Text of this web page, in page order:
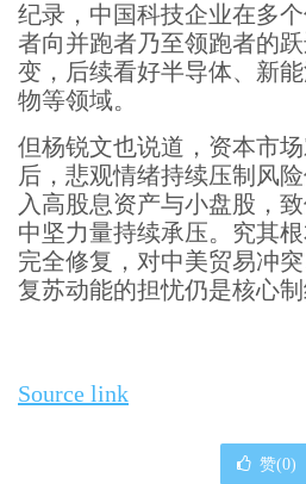
纪录，中国科技企业在多
者向并跑者乃至领跑者的
变，后续看好半导体、新
物等领域。
但杨锐文也说道，资本市
后，悲观情绪持续压制风
入高股息资产与小盘股，
中坚力量持续承压。究其
完全修复，对中美贸易冲
复苏动能的担忧仍是核心制
Source link
赞(0)